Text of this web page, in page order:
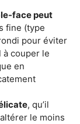
face peut
fine (type
pour éviter
à couper le
en
, qu’il
le moins